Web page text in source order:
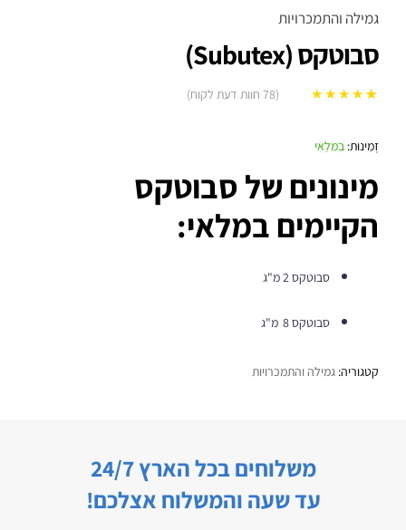
גמילה והתמכרויות
סבוטקס (Subutex)
על דירוגים של
לקוחות
78חוות דעת לקוח)
זְמִינוּת:בִּמלַאִי
מינונים של סבוטקס
הקיימים במלאי:
סבוטקס 2 מ"ג
סבוטקס 8 מ"ג
קטגוריה:גמילה והתמכרויות
משלוחים בכל הארץ 24/7
עד שעה והמשלוח אצלכם!